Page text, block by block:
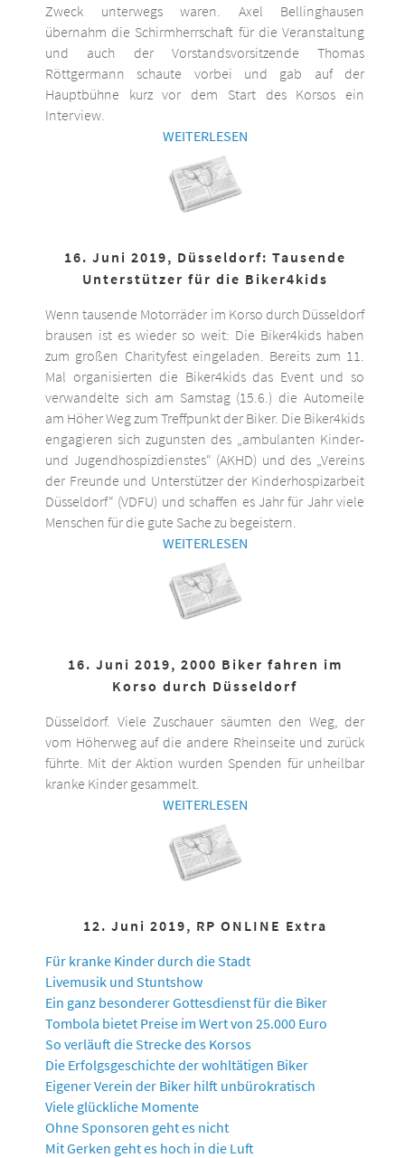
Zweck unterwegs waren. Axel Bellinghausen
übernahm die Schirmherrschaft für die Veranstaltung
und auch der Vorstandsvorsitzende Thomas
Röttgermann schaute vorbei und gab auf der
Hauptbühne kurz vor dem Start des Korsos ein
Interview.
WEITERLESEN
16. Juni 2019, Düsseldorf: Tausende
Unterstützer für die Biker4kids
Wenn tausende Motorräder im Korso durch Düsseldorf
brausen ist es wieder so weit: Die Biker4kids haben
zum großen Charityfest eingeladen. Bereits zum 11.
Mal organisierten die Biker4kids das Event und so
verwandelte sich am Samstag (15.6.) die Automeile
am Höher Weg zum Treffpunkt der Biker. Die Biker4kids
engagieren sich zugunsten des „ambulanten Kinder-
und Jugendhospizdienstes“ (AKHD) und des „Vereins
der Freunde und Unterstützer der Kinderhospizarbeit
Düsseldorf“ (VDFU) und schaffen es Jahr für Jahr viele
Menschen für die gute Sache zu begeistern.
WEITERLESEN
16. Juni 2019, 2000 Biker fahren im
Korso durch Düsseldorf
Düsseldorf. Viele Zuschauer säumten den Weg, der
vom Höherweg auf die andere Rheinseite und zurück
führte. Mit der Aktion wurden Spenden für unheilbar
kranke Kinder gesammelt.
WEITERLESEN
12. Juni 2019, RP ONLINE Extra
Für kranke Kinder durch die Stadt
Livemusik und Stuntshow
Ein ganz besonderer Gottesdienst für die Biker
Tombola bietet Preise im Wert von 25.000 Euro
So verläuft die Strecke des Korsos
Die Erfolgsgeschichte der wohltätigen Biker
Eigener Verein der Biker hilft unbürokratisch
Viele glückliche Momente
Ohne Sponsoren geht es nicht
Mit Gerken geht es hoch in die Luft